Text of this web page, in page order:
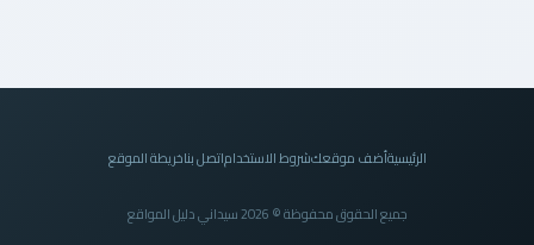
الرئيسيةأضف موقعكشروط الاستخداماتصل بناخريطة الموقع
جميع الحقوق محفوظة © 2026 سيداني دليل المواقع